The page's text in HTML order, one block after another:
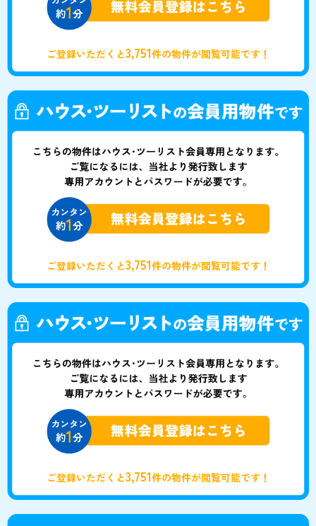
ご登録いただくと3,751件の物件が閲覧可能です！
ご登録いただくと3,751件の物件が閲覧可能です！
ご登録いただくと3,751件の物件が閲覧可能です！